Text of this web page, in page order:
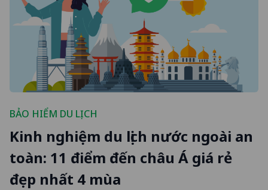
BẢO HIỂM DU LỊCH
Kinh nghiệm du lịch nước ngoài an
toàn: 11 điểm đến châu Á giá rẻ
đẹp nhất 4 mùa